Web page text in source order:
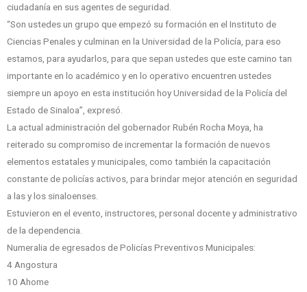
ciudadanía en sus agentes de seguridad.
“Son ustedes un grupo que empezó su formación en el Instituto de
Ciencias Penales y culminan en la Universidad de la Policía, para eso
estamos, para ayudarlos, para que sepan ustedes que este camino tan
importante en lo académico y en lo operativo encuentren ustedes
siempre un apoyo en esta institución hoy Universidad de la Policía del
Estado de Sinaloa”, expresó.
La actual administración del gobernador Rubén Rocha Moya, ha
reiterado su compromiso de incrementar la formación de nuevos
elementos estatales y municipales, como también la capacitación
constante de policías activos, para brindar mejor atención en seguridad
a las y los sinaloenses.
Estuvieron en el evento, instructores, personal docente y administrativo
de la dependencia.
Numeralia de egresados de Policías Preventivos Municipales:
4 Angostura
10 Ahome